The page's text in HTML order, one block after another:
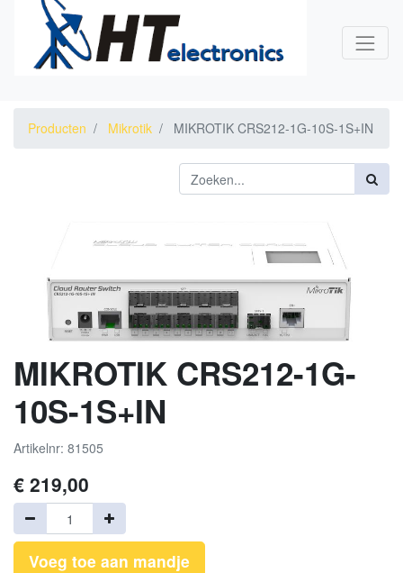
Producten Mikrotik MIKROTIK CRS212-1G-10S-1S+IN
MIKROTIK CRS212-1G-
10S-1S+IN
Artikelnr: 81505
€ 219,00
Voeg toe aan mandje